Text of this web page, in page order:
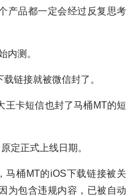
产品都一定会经过反复思考
内测。
链接就被微信封了。
王卡短信也封了马桶MT的短
定正式上线日期。
马桶MT的iOS下载链接被关
为包含违规内容，已被自动